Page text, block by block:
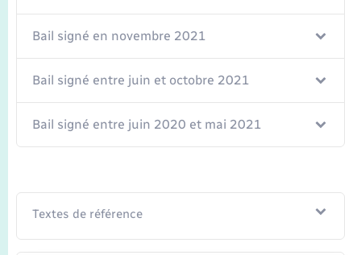
Bail signé en novembre 2021
Bail signé entre juin et octobre 2021
Bail signé entre juin 2020 et mai 2021
Textes de référence